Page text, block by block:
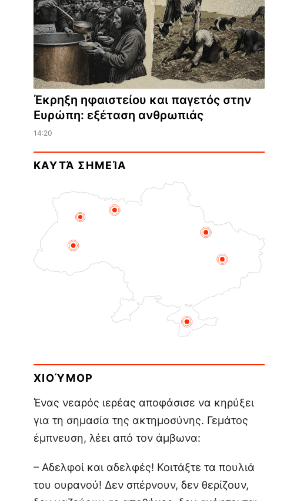
Έκρηξη ηφαιστείου και παγετός στην
Ευρώπη: εξέταση ανθρωπιάς
14:20
ΚΑΥΤΆ ΣΗΜΕΊΑ
ΧΙΟΎΜΟΡ
Ένας νεαρός ιερέας αποφάσισε να κηρύξει
για τη σημασία της ακτημοσύνης. Γεμάτος
έμπνευση, λέει από τον άμβωνα:
– Αδελφοί και αδελφές! Κοιτάξτε τα πουλιά
του ουρανού! Δεν σπέρνουν, δεν θερίζουν,